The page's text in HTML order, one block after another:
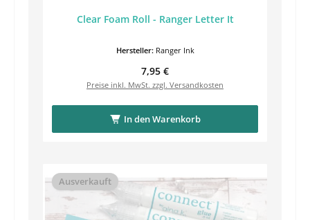
Clear Foam Roll - Ranger Letter It
Hersteller: Ranger Ink
Regulärer Preis:
7,95 €
Preise inkl. MwSt. zzgl. Versandkosten
In den Warenkorb
Ausverkauft